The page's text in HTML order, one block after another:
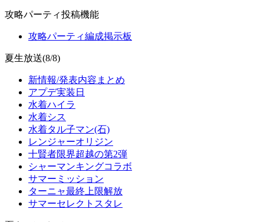
攻略パーティ投稿機能
攻略パーティ編成掲示板
夏生放送(8/8)
新情報/発表内容まとめ
アプデ実装日
水着ハイラ
水着シス
水着タル子マン(石)
レンジャーオリジン
十賢者限界超越の第2弾
シャーマンキングコラボ
サマーミッション
ターニャ最終上限解放
サマーセレクトスタレ